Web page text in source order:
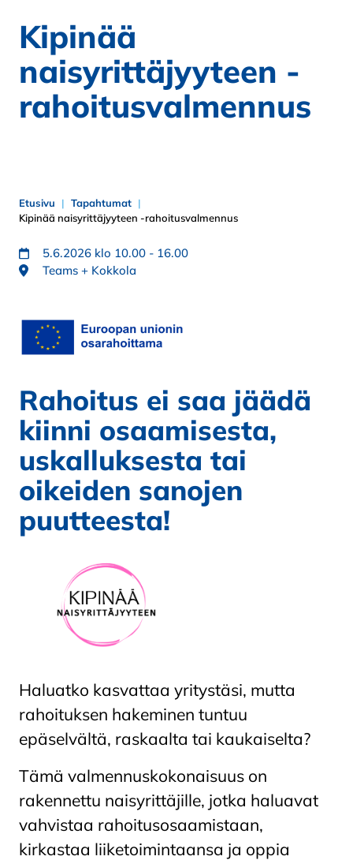
Kipinää
naisyrittäjyyteen -
rahoitusvalmennus
Etusivu
Tapahtumat
Kipinää naisyrittäjyyteen -rahoitusvalmennus
5.6.2026 klo 10.00 - 16.00
Teams + Kokkola
Rahoitus ei saa jäädä
kiinni osaamisesta,
uskalluksesta tai
oikeiden sanojen
puutteesta!
Haluatko kasvattaa yritystäsi, mutta
rahoituksen hakeminen tuntuu
epäselvältä, raskaalta tai kaukaiselta?
Tämä valmennuskokonaisuus on
rakennettu naisyrittäjille, jotka haluavat
vahvistaa rahoitusosaamistaan,
kirkastaa liiketoimintaansa ja oppia